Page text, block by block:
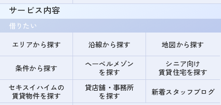
サービス内容
借りたい
エリアから探す
沿線から探す 地図から探す
条件から探す
ヘーベルメゾン
を探す
シニア向け
賃貸住宅を探す
セキスイハイムの
賃貸物件を探す
貸店舗・事務所
を探す
新着スタッフブログ